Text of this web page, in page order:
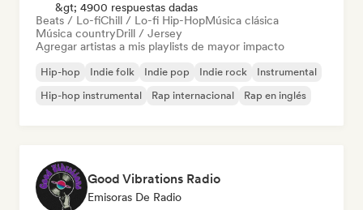
&gt; 4900 respuestas dadas
Beats / Lo-fiChill / Lo-fi Hip-HopMúsica clásica
Música countryDrill / Jersey
Agregar artistas a mis playlists de mayor impacto
Hip-hop Indie folk Indie pop Indie rock
Instrumental
Hip-hop instrumental
Rap internacional Rap en inglés
Good Vibrations Radio
Emisoras De Radio